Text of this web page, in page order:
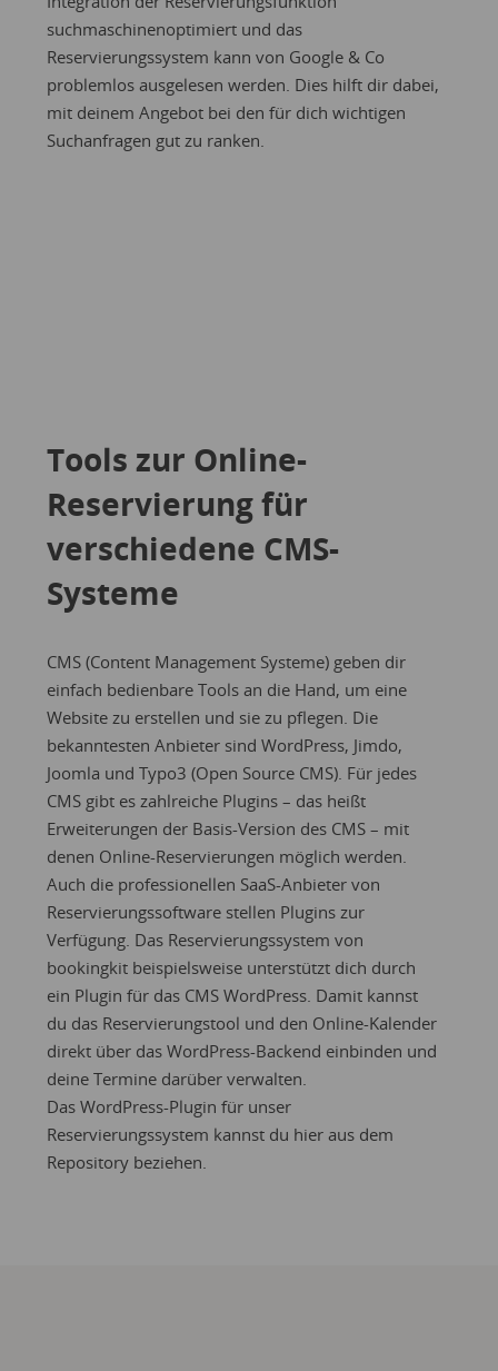
suchmaschinenoptimiert und das
Reservierungssystem kann von Google & Co
problemlos ausgelesen werden. Dies hilft dir dabei,
mit deinem Angebot bei den für dich wichtigen
Suchanfragen gut zu ranken.
Tools zur Online-
Reservierung für
verschiedene CMS-
Systeme
CMS (Content Management Systeme) geben dir
einfach bedienbare Tools an die Hand, um eine
Website zu erstellen und sie zu pflegen. Die
bekanntesten Anbieter sind WordPress, Jimdo,
Joomla und Typo3 (Open Source CMS). Für jedes
CMS gibt es zahlreiche Plugins – das heißt
Erweiterungen der Basis-Version des CMS – mit
denen Online-Reservierungen möglich werden.
Auch die professionellen SaaS-Anbieter von
Reservierungssoftware stellen Plugins zur
Verfügung. Das Reservierungssystem von
bookingkit beispielsweise unterstützt dich durch
ein Plugin für das CMS WordPress. Damit kannst
du das Reservierungstool und den Online-Kalender
direkt über das WordPress-Backend einbinden und
deine Termine darüber verwalten.
Das WordPress-Plugin für unser
Reservierungssystem kannst du hier aus dem
Repository beziehen.